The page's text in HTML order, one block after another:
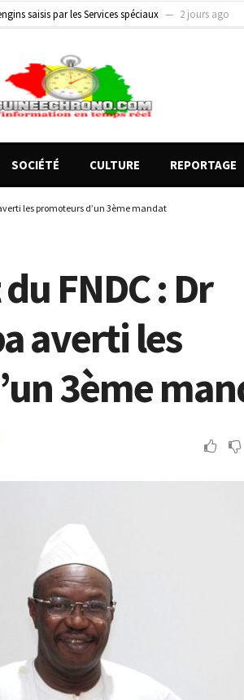
saisis par les Services spéciaux
2 jours ago
en lumière les avancées et les défis de la
SOCIÉTÉ CULTURE REPORTAGE
les promoteurs d’un 3ème mandat
FNDC : Dr
averti les
3ème